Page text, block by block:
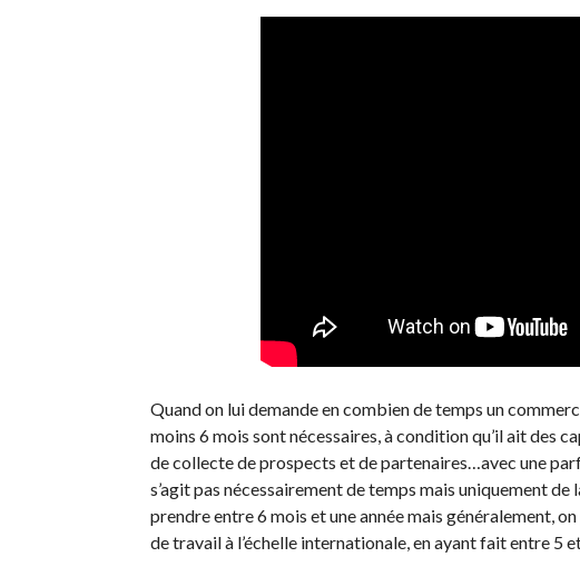
Quand on lui demande en combien de temps un
moins 6 mois sont nécessaires, à condition qu’il ait des
de collecte de prospects et de partenaires…avec une
s’agit pas nécessairement de temps mais uniquement
prendre entre 6 mois et une année mais généralement,
de travail à l’échelle internationale, en ayant fait entre 5